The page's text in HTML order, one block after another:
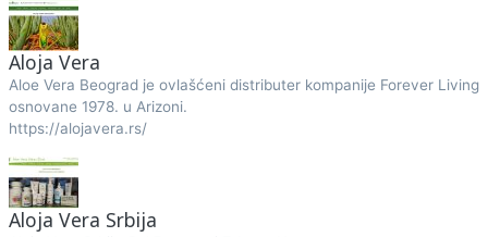
Aloja Vera
Aloe Vera Beograd je ovlašćeni distributer kompanije Forever Living
osnovane 1978. u Arizoni.
https://alojavera.rs/
Aloja Vera Srbija